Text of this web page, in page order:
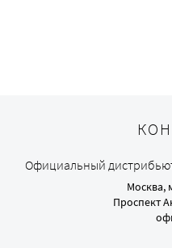
Официальный
Москва,
Проспект